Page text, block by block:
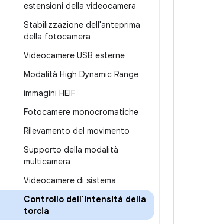
estensioni della videocamera
Stabilizzazione dell'anteprima
della fotocamera
Videocamere USB esterne
Modalità High Dynamic Range
immagini HEIF
Fotocamere monocromatiche
Rilevamento del movimento
Supporto della modalità
multicamera
Videocamere di sistema
Controllo dell'intensità della
torcia